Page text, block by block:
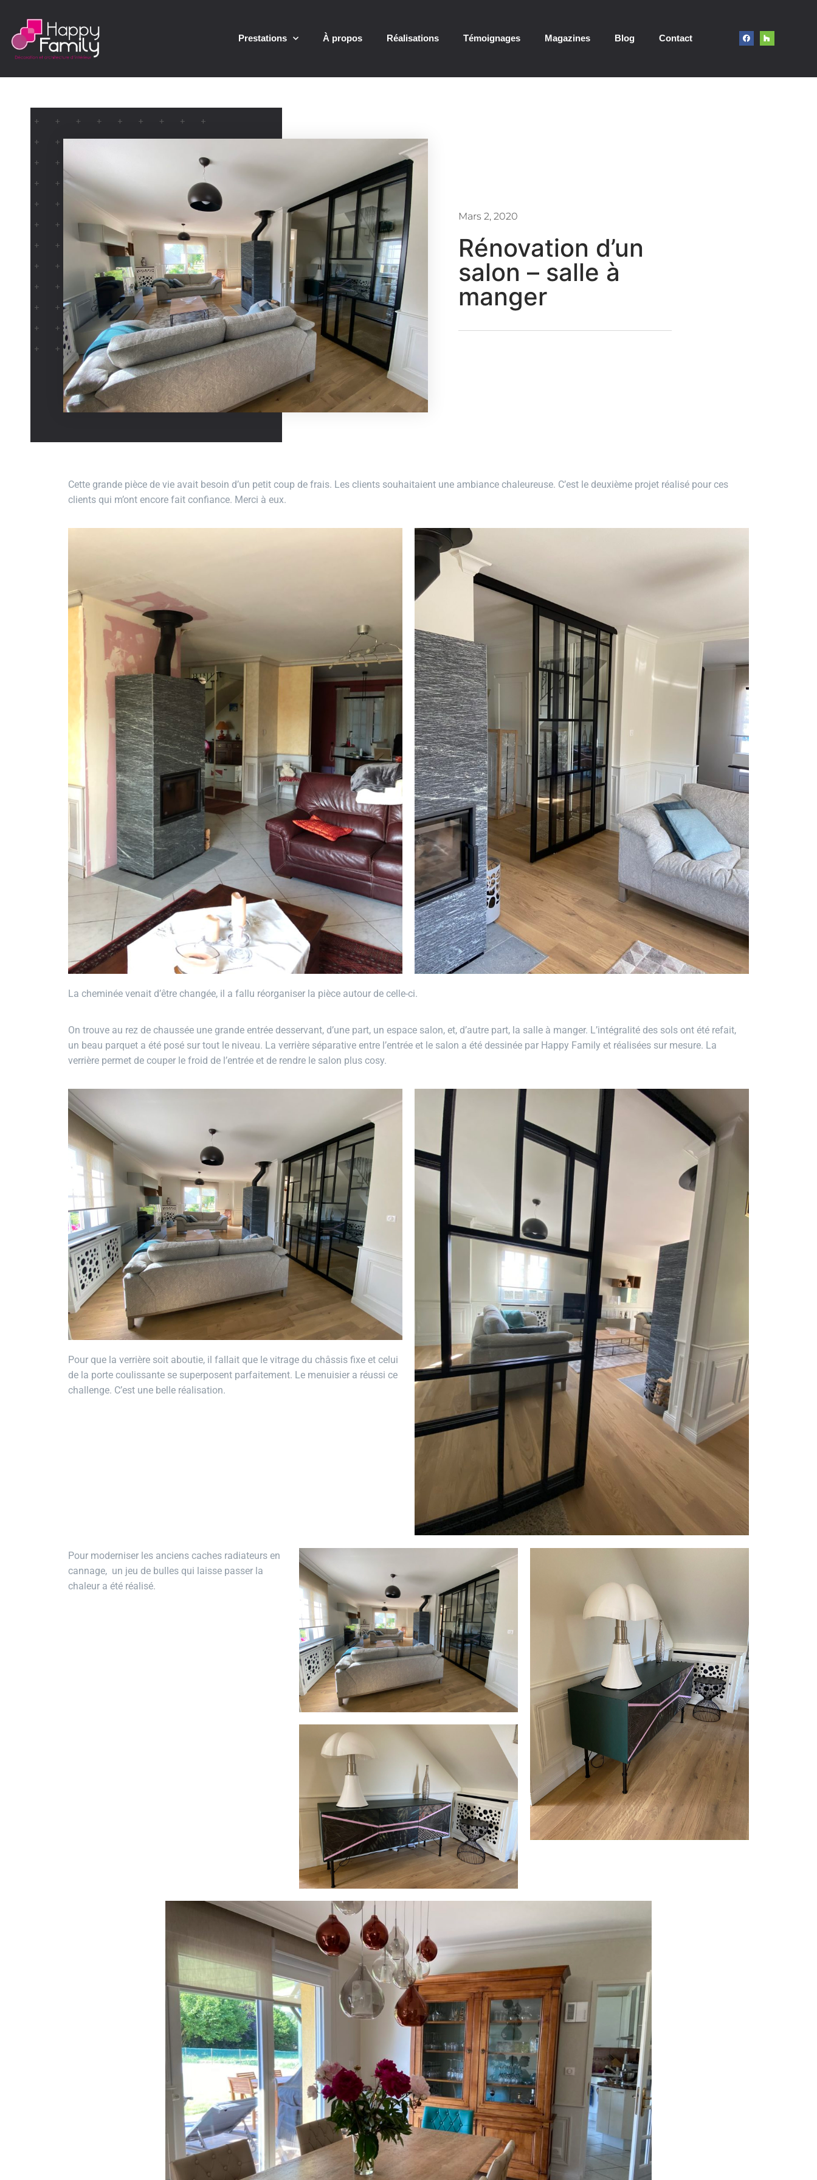
Prestations À propos Réalisations Témoignages Magazines Blog Contact
Mars 2, 2020
Rénovation d’un
salon – salle à
manger
Cette grande pièce de vie avait besoin d’un petit coup de frais. Les clients souhaitaient une ambiance chaleureuse. C’est le deuxième projet réalisé pour ces
clients qui m’ont encore fait confiance. Merci à eux.
La cheminée venait d’être changée, il a fallu réorganiser la pièce autour de celle-ci.
On trouve au rez de chaussée une grande entrée desservant, d’une part, un espace salon, et, d’autre part, la salle à manger. L’intégralité des sols ont été refait,
un beau parquet a été posé sur tout le niveau. La verrière séparative entre l’entrée et le salon a été dessinée par Happy Family et réalisées sur mesure. La
verrière permet de couper le froid de l’entrée et de rendre le salon plus cosy.
Pour que la verrière soit aboutie, il fallait que le vitrage du châssis fixe et celui
de la porte coulissante se superposent parfaitement. Le menuisier a réussi ce
challenge. C’est une belle réalisation.
Pour moderniser les anciens caches radiateurs en
cannage, un jeu de bulles qui laisse passer la
chaleur a été réalisé.